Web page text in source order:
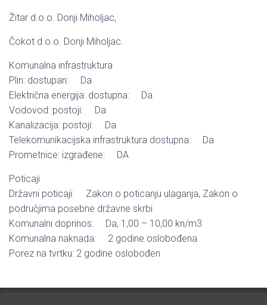
Žitar d.o.o. Donji Miholjac,
Čokot d.o.o. Donji Miholjac.
Komunalna infrastruktura
Plin: dostupan: Da
Električna energija: dostupna: Da
Vodovod: postoji: Da
Kanalizacija: postoji: Da
Telekomunikacijska infrastruktura dostupna: Da
Prometnice: izgrađene: DA
Poticaji
Državni poticaji: Zakon o poticanju ulaganja, Zakon o
područjima posebne državne skrbi
Komunalni doprinos: Da, 1,00 – 10,00 kn/m3
Komunalna naknada: 2 godine oslobođena
Porez na tvrtku: 2 godine oslobođen